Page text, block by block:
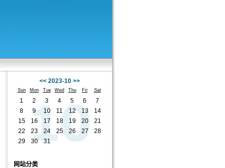
<< 2023-10 >>
Sun Mon Tue Wed Thu Fri Sat
1 2 3 4 5 6
7
8
9 10 11 12 13
14
15
16 17 18 19 20
21
22
23 24 25 26 27
28
29
30 31
网站分类